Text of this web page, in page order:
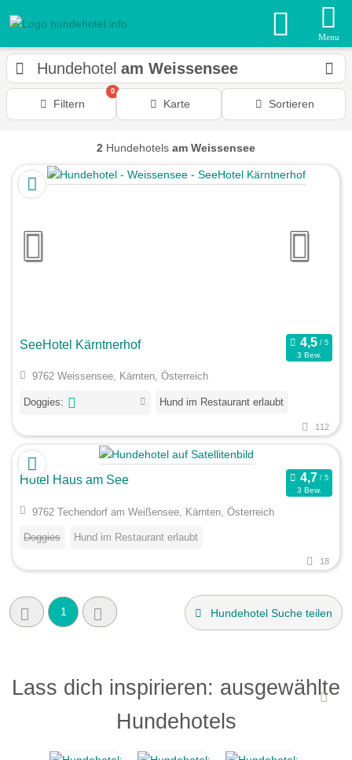
Menu
Hundehotel am Weissensee
Filtern
0
Karte Sortieren
2 Hundehotels am Weissensee
SeeHotel Kärntnerhof
3 Bew.
9762 Weissensee, Kärnten, Österreich
Doggies: Hund im Restaurant erlaubt
112
Hotel Haus am See
3 Bew.
9762 Techendorf am Weißensee, Kärnten, Österreich
Doggies Hund im Restaurant erlaubt
18
1 Hundehotel Suche teilen
Lass dich inspirieren: ausgewählte
Hundehotels